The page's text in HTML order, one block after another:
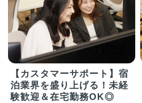
【カスタマーサポート】宿
泊業界を盛り上げる！未経
験歓迎＆在宅勤務OK◎